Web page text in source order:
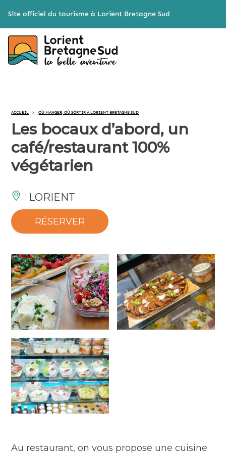
Site officiel du tourisme à Lorient Bretagne Sud
ACCUEIL > OÙ MANGER, OÙ SORTIR À LORIENT BRETAGNE SUD
Les bocaux d’abord, un
café/restaurant 100%
végétarien
LORIENT
RÉSERVER
Au restaurant, on vous propose une cuisine